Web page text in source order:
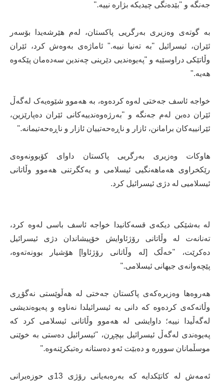
جەنگە و "بێدەنگی چیدیکە بژارە نییە."
بە گوتەی وەزیری بەرگریی پاکستان، لەم هێرشەیدا بۆسەر
ئێران، ئیسرائیل "بە تەنیا نییە." ئاماژەی بەوەش کرد، ئێران
وڵاتێکی دراوسێیە و "پەیوەندیی دێرینی چەندین سەدەمان پێکەوە
هەیە."
خواجە ئاسف جەختی لەوە کردەوە، بە هەموو شێوەیەک لەگەڵ
ئێران دەبن لەم جەنگە و "بەرژەوەندییەکانی ئێران دەپارێزین،
ئێرانییەکان برامانن، ئازار و ناڕەحەتییان ئازار و ناڕەحەتیمانە."
هاوکات وەزیری بەرگریی پاکستان داوای کۆبوونەوەی
رێکخراوی هەماهەنگیی ئیسلامی و یەکگرتنی هەموو وڵاتانی
ئیسلامیی لە دژی ئیسرائیل کرد.
لە بەشێکی دیکەی قسەکانیدا خواجە ئاسف باسی لەوە کرد،
تەنانەت لە وڵاتانی رۆژئاوایش خۆپیشاندان دژی ئیسرائیل
دەکرێت، "خەڵک [لە وڵاتانی رۆژئاوا] هۆشیار بوونەتەوە،
پێچەوانەی جیهانی ئیسلامی."
هەروەها وەزیرەکەی پاکستان جەختی لە هەڵوێستی نەگۆڕی
وڵاتەکەی کردەوە کە دانی بە ئیسرائیلدا نەناوە و پەیوەندیشی
لەگەڵیدا نییە؛ داوایشی لە هەموو وڵاتانی ئیسلامی کرد کە
پەیوەندی لەگەڵ ئیسرائیل بپچڕن، "ئیسرائیل دەستی بە خوێنی
موسڵمانان سوورە و دەبێت ئەو دەستانە رەتبکرێنەوە."
ئەمەش لە کاتێکدایە کە بەرەبەیانی رۆژی 13ی حوزەیرانی